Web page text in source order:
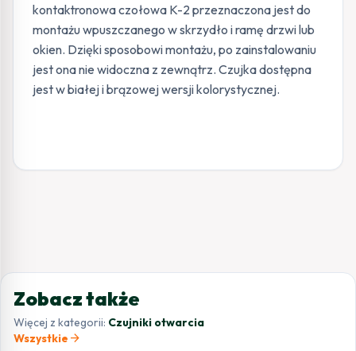
kontaktronowa czołowa K-2 przeznaczona jest do
montażu wpuszczanego w skrzydło i ramę drzwi lub
okien. Dzięki sposobowi montażu, po zainstalowaniu
jest ona nie widoczna z zewnątrz. Czujka dostępna
jest w białej i brązowej wersji kolorystycznej.
Zobacz także
Więcej z kategorii: Czujniki otwarcia
Wszystkie arrow_forward